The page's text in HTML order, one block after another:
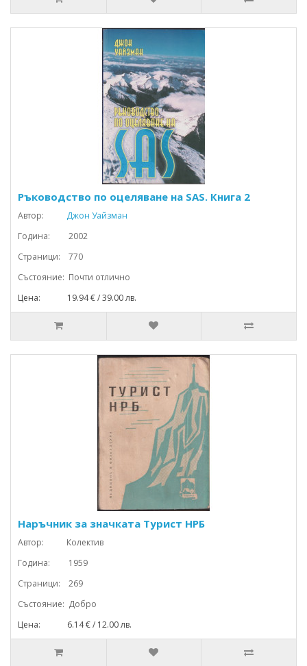
Ръководство по оцеляване на SAS. Книга 2
Автор:
Джон Уайзман
Година: 2002
Страници: 770
Състояние: Почти отлично
Цена: 19.94 € / 39.00 лв.
Наръчник за значката Турист НРБ
Автор: Колектив
Година: 1959
Страници: 269
Състояние: Добро
Цена: 6.14 € / 12.00 лв.